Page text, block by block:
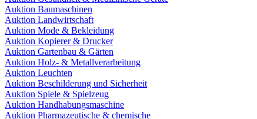
Auktion Baumaschinen
Auktion Landwirtschaft
Auktion Mode & Bekleidung
Auktion Kopierer & Drucker
Auktion Gartenbau & Gärten
Auktion Holz- & Metallverarbeitung
Auktion Leuchten
Auktion Beschilderung und Sicherheit
Auktion Spiele & Spielzeug
Auktion Handhabungsmaschine
Auktion Pharmazeutische & chemische